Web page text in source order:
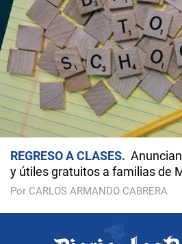
REGRESO A CLASES
y útiles gratuitos a familias de
Por CARLOS ARMANDO CABRERA